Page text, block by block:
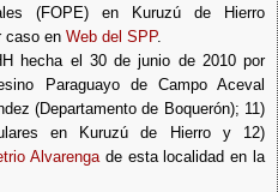
(FOPE)
en Kuruzú de Hierro
caso en Web del SPP.
hecha el 30 de junio de 2010 por
Paraguayo de Campo Aceval
(Departamento de Boquerón); 11)
en Kuruzú de Hierro y 12)
Alvarenga de esta localidad en la